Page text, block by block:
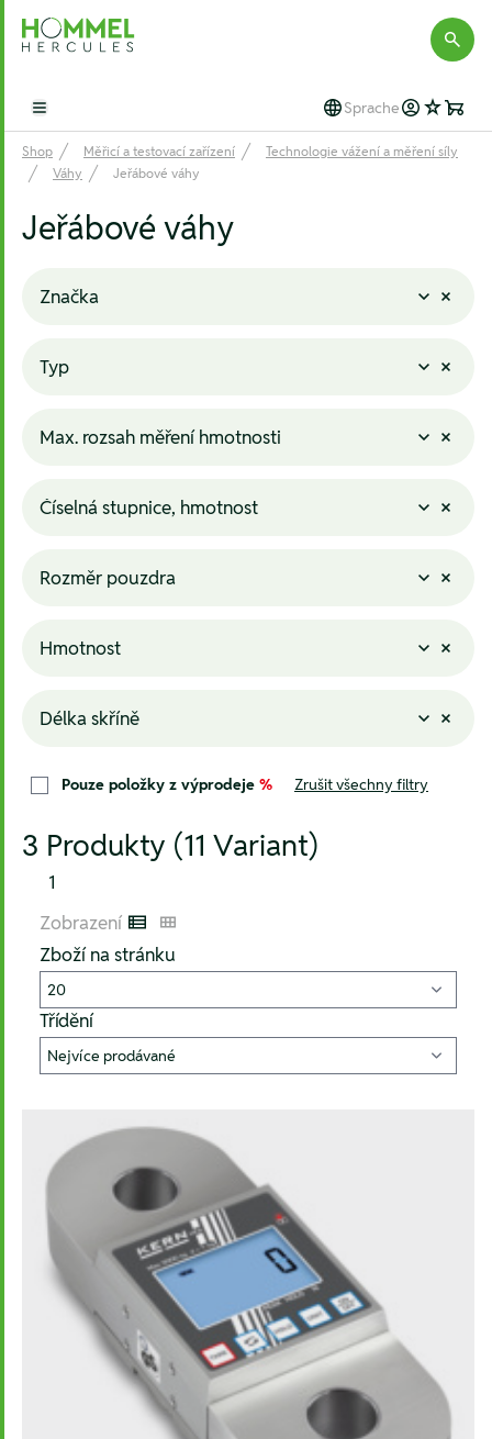
Hommel Hercules
Open main menu Sprache
Shop Měřicí a testovací zařízení
Technologie vážení a měření síly
Váhy
Jeřábové váhy
Jeřábové váhy
Značka
Typ
Max. rozsah měření hmotnosti
Číselná stupnice, hmotnost
Rozměr pouzdra
Hmotnost
Délka skříně
Pouze položky z výprodeje % Zrušit všechny filtry
3 Produkty (11 Variant)
1
Zobrazení Listenansicht
Kachelansicht
Zboží na stránku
Třídění